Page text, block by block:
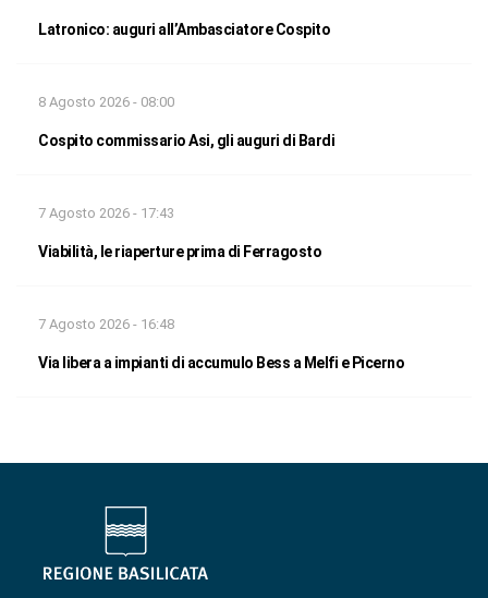
Latronico: auguri all’Ambasciatore Cospito
8 Agosto 2026 - 08:00
Cospito commissario Asi, gli auguri di Bardi
7 Agosto 2026 - 17:43
Viabilità, le riaperture prima di Ferragosto
7 Agosto 2026 - 16:48
Via libera a impianti di accumulo Bess a Melfi e Picerno